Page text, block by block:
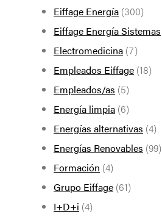
Eiffage Energía (300)
Eiffage Energía Sistemas
Electromedicina (7)
Empleados Eiffage (18)
Empleados/as (5)
Energía limpia (6)
Energías alternativas (4)
Energías Renovables (99)
Formación (4)
Grupo Eiffage (61)
I+D+i (4)